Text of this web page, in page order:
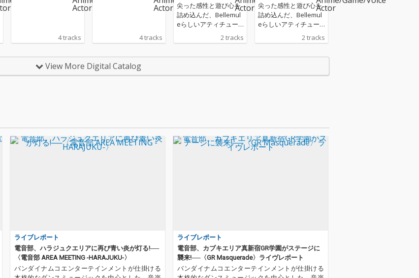
4 tracks 4 tracks
尖った感性と遊び心を
詰め込んだ、Bellemul
eらしいアティチュー
ド全開の一曲。自由を
貫く衝動と“かわいいだ
2 tracks
尖った感性と遊び心を
詰め込んだ、Bellemul
eらしいアティチュー
ド全開の一曲。自由を
貫く衝動と“かわいいだ
2 tracks
View More Digital Catalog
ライブレポート
電音部、ハラジュクエリアに再び青い炎が灯る!──
〈電音部 AREA MEETING -HARAJUKU-〉
バンダイナムコエンターテインメントが仕掛ける
ライブレポート
電音部、カブキエリア真新宿GR学園がステージに
襲来!──〈GR Masquerade〉ライヴレポート
バンダイナムコエンターテインメントが仕掛ける